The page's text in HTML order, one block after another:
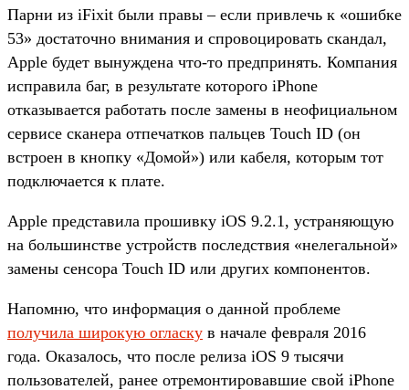
Парни из iFixit были правы – если привлечь к «ошибке
53» достаточно внимания и спровоцировать скандал,
Apple будет вынуждена что-то предпринять. Компания
исправила баг, в результате которого iPhone
отказывается работать после замены в неофициальном
сервисе сканера отпечатков пальцев Touch ID (он
встроен в кнопку «Домой») или кабеля, которым тот
подключается к плате.
Apple представила прошивку iOS 9.2.1, устраняющую
на большинстве устройств последствия «нелегальной»
замены сенсора Touch ID или других компонентов.
Напомню, что информация о данной проблеме
получила широкую огласку в начале февраля 2016
года. Оказалось, что после релиза iOS 9 тысячи
пользователей, ранее отремонтировавшие свой iPhone